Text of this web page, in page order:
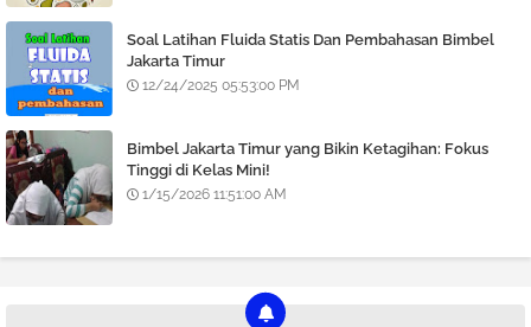
Soal Latihan Fluida Statis Dan Pembahasan Bimbel
Jakarta Timur
12/24/2025 05:53:00 PM
Bimbel Jakarta Timur yang Bikin Ketagihan: Fokus
Tinggi di Kelas Mini!
1/15/2026 11:51:00 AM